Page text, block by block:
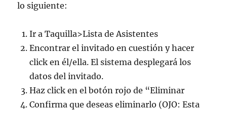
lo siguiente:
Ir a Taquilla>Lista de Asistentes
Encontrar el invitado en cuestión y hacer
click en él/ella. El sistema desplegará los
datos del invitado.
Haz click en el botón rojo de “Eliminar
Confirma que deseas eliminarlo (OJO: Esta